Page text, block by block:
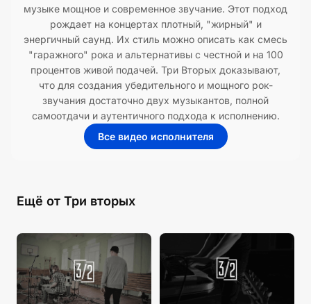
музыке мощное и современное звучание. Этот подход
рождает на концертах плотный, "жирный" и
энергичный саунд. Их стиль можно описать как смесь
"гаражного" рока и альтернативы с честной и на 100
процентов живой подачей. Три Вторых доказывают,
что для создания убедительного и мощного рок-
звучания достаточно двух музыкантов, полной
самоотдачи и аутентичного подхода к исполнению.
Все видео исполнителя
Ещё от Три вторых